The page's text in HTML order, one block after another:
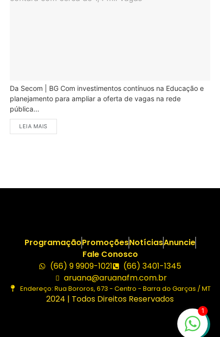
Da Secom | BG Com investimentos contínuos na Educação e
planejamento para ampliar a oferta de vagas na rede
pública...
LEIA MAIS
ProgramaçãoPromoçõesNotíciasAnuncie
Fale Conosco
(66) 9 9909-1021
(66) 3401-1345
aruana@aruanafm.com.br
Endereço: Rua Bororos, 673 - Centro - Barra do Garças / MT
2024 | Todos Direitos Reservados
1